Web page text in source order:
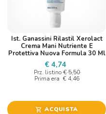
Ist. Ganassini Rilastil Xerolact
Crema Mani Nutriente E
Protettiva Nuova Formula 30 Ml
€ 4,74
Prz. listino € 5,50
Prima era € 4,46
shopping_cart ACQUISTA